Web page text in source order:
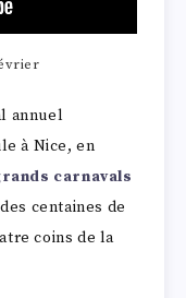
annuel
à Nice, en
carnavals
centaines de
coins de la